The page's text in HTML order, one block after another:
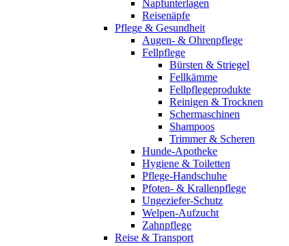
Napfunterlagen
Reisenäpfe
Pflege & Gesundheit
Augen- & Ohrenpflege
Fellpflege
Bürsten & Striegel
Fellkämme
Fellpflegeprodukte
Reinigen & Trocknen
Schermaschinen
Shampoos
Trimmer & Scheren
Hunde-Apotheke
Hygiene & Toiletten
Pflege-Handschuhe
Pfoten- & Krallenpflege
Ungeziefer-Schutz
Welpen-Aufzucht
Zahnpflege
Reise & Transport